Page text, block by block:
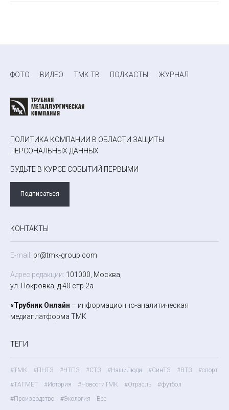
ФОТО ВИДЕО ТМК ТВ ПОДКАСТЫ ЖУРНАЛ
ПОЛИТИКА КОМПАНИИ В ОБЛАСТИ ЗАЩИТЫ
ПЕРСОНАЛЬНЫХ ДАННЫХ
БУДЬТЕ В КУРСЕ СОБЫТИЙ ПЕРВЫМИ
Подписаться
КОНТАКТЫ
E-mail: pr@tmk-group.com
Адрес редакции: 101000, Москва,
ул. Покровка, д.40 стр.2а
«Трубник Онлайн – информационно-аналитическая
медиаплатформа ТМК
ТЕГИ
#ТМК #ПНТЗ #ЧТПЗ #СТЗ #НашиЛюди #СинТЗ #ВТЗ
#спорт
#ТАГМЕТ
#История #НовостиТМК #Отрасль
#футбол
#Производство
#Экология Все